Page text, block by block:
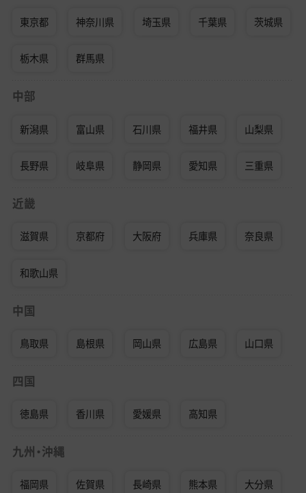
東京都 神奈川県 埼玉県 千葉県 茨城県
栃木県 群馬県
中部
新潟県 富山県 石川県 福井県 山梨県
長野県 岐阜県 静岡県 愛知県 三重県
近畿
滋賀県 京都府 大阪府 兵庫県 奈良県
和歌山県
中国
鳥取県 島根県 岡山県 広島県 山口県
四国
徳島県 香川県 愛媛県 高知県
九州・沖縄
福岡県 佐賀県 長崎県 熊本県 大分県